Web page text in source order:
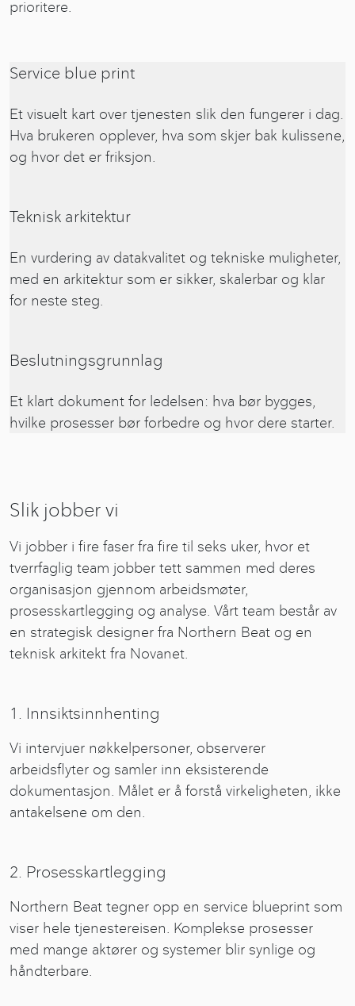
prioritere.
Service blue print
Et visuelt kart over tjenesten slik den fungerer i dag.
Hva brukeren opplever, hva som skjer bak kulissene,
og hvor det er friksjon.
Teknisk arkitektur
En vurdering av datakvalitet og tekniske muligheter,
med en arkitektur som er sikker, skalerbar og klar
for neste steg.
Beslutningsgrunnlag
Et klart dokument for ledelsen: hva bør bygges,
hvilke prosesser bør forbedre og hvor dere starter.
Slik jobber vi
Vi jobber i fire faser fra fire til seks uker, hvor et
tverrfaglig team jobber tett sammen med deres
organisasjon gjennom arbeidsmøter,
prosesskartlegging og analyse. Vårt team består av
en strategisk designer fra Northern Beat og en
teknisk arkitekt fra Novanet.
1. Innsiktsinnhenting
Vi intervjuer nøkkelpersoner, observerer
arbeidsflyter og samler inn eksisterende
dokumentasjon. Målet er å forstå virkeligheten, ikke
antakelsene om den.
2. Prosesskartlegging
Northern Beat tegner opp en service blueprint som
viser hele tjenestereisen. Komplekse prosesser
med mange aktører og systemer blir synlige og
håndterbare.